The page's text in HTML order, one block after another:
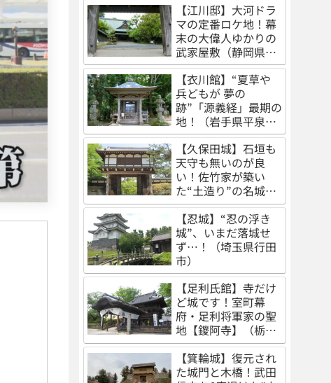
【江川邸】大河ドラ
マの定番ロケ地！幕
末の大偉人ゆかりの
武家屋敷（静岡県伊
豆の国市）
【衣川館】“夏草や
兵どもが 夢の
跡”「源義経」最期の
地！（岩手県平泉
町）
【久保田城】石垣も
天守も無いのが良
い！佐竹家が築い
た“土造り”の名城
（秋田県秋田市）
【忍城】“忍の浮き
城”、いまだ落城せ
ず…！（埼玉県行田
市）
【足利氏館】寺だけ
ど城です！室町幕
府・足利将軍家の聖
地【鑁阿寺】（栃木
県足利市）
【箕輪城】復元され
た城門と木橋！武田